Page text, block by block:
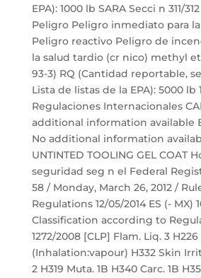
EPA): 1000 lb SARA Secci n 311/
Peligro Peligro inmediato para
Peligro reactivo Peligro de
la salud tardio (cr nico) methyl
93-3) RQ (Cantidad reportable,
Lista de listas de la EPA): 5000 lb
Regulaciones Internacionales
additional information available
No additional information
UNTINTED TOOLING GEL COAT
seguridad seg n el Federal
58 / Monday, March 26, 2012 /
Regulations 12/05/2014 ES (- MX)
Classification according to
1272/2008 [CLP] Flam. Liq. 3
(Inhalation:vapour) H332 Skin
2 H319 Muta. 1B H340 Carc. 1B